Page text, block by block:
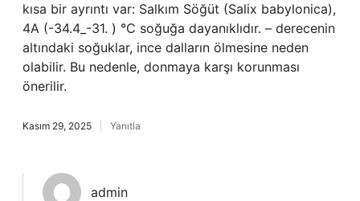
kısa bir ayrıntı var: Salkım Söğüt (Salix babylonica),
4A (-34.4_-31. ) °C soğuğa dayanıklıdır. – derecenin
altındaki soğuklar, ince dalların ölmesine neden
olabilir. Bu nedenle, donmaya karşı korunması
önerilir.
Kasım 29, 2025 Yanıtla
admin